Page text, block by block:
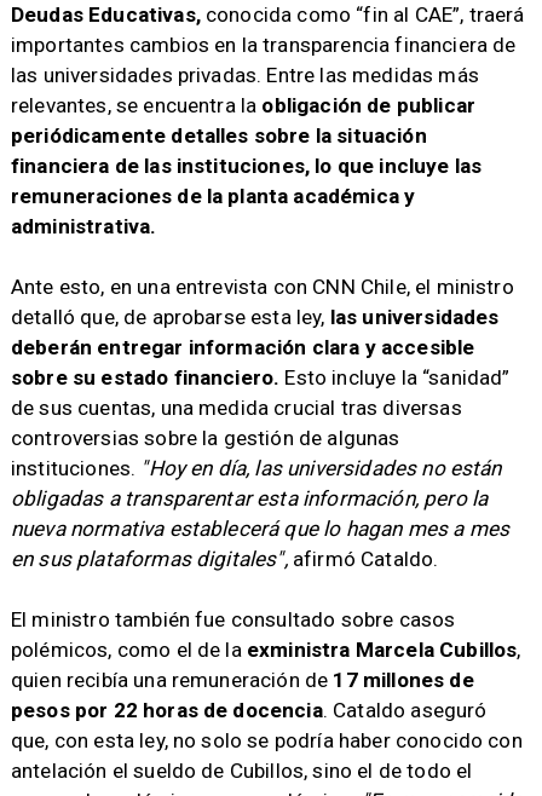
Deudas Educativas, conocida como “fin al CAE”, traerá
importantes cambios en la transparencia financiera de
las universidades privadas. Entre las medidas más
relevantes, se encuentra la obligación de publicar
periódicamente detalles sobre la situación
financiera de las instituciones, lo que incluye las
remuneraciones de la planta académica y
administrativa.
Ante esto, en una entrevista con CNN Chile, el ministro
detalló que, de aprobarse esta ley, las universidades
deberán entregar información clara y accesible
sobre su estado financiero. Esto incluye la “sanidad”
de sus cuentas, una medida crucial tras diversas
controversias sobre la gestión de algunas
instituciones. "Hoy en día, las universidades no están
obligadas a transparentar esta información, pero la
nueva normativa establecerá que lo hagan mes a mes
en sus plataformas digitales",afirmó Cataldo.
El ministro también fue consultado sobre casos
polémicos, como el de la exministra Marcela Cubillos,
quien recibía una remuneración de 17 millones de
pesos por 22 horas de docencia. Cataldo aseguró
que, con esta ley, no solo se podría haber conocido con
antelación el sueldo de Cubillos, sino el de todo el